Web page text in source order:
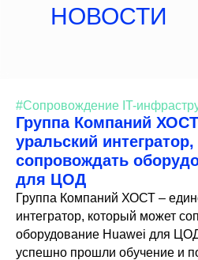
НОВОСТИ
#Сопровождение IT-
Группа Компаний
уральский
сопровождать
для ЦОД
Группа Компаний ХОСТ –
интегратор, который может
оборудование Huawei для
успешно прошли обучение и